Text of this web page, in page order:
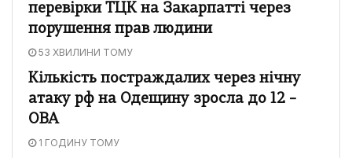
перевірки ТЦК на Закарпатті через
порушення прав людини
53 ХВИЛИНИ ТОМУ
Кількість постраждалих через нічну
атаку рф на Одещину зросла до 12 –
ОВА
1 ГОДИНУ ТОМУ